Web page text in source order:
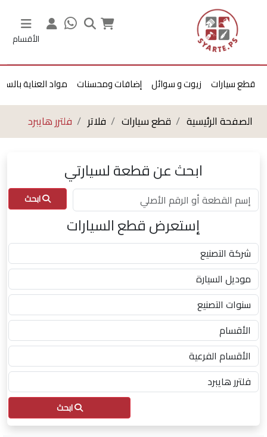
الأقسام
قطع سيارات زيوت و سوائل إضافات ومحسنات مواد العناية
الصفحة الرئيسية قطع سيارات فلاتر فلترر هايبرد
ابحث عن قطعة لسيارتي
ابحث
إستعرض قطع السيارات
ابحث